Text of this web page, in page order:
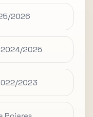
2026
2025
2023